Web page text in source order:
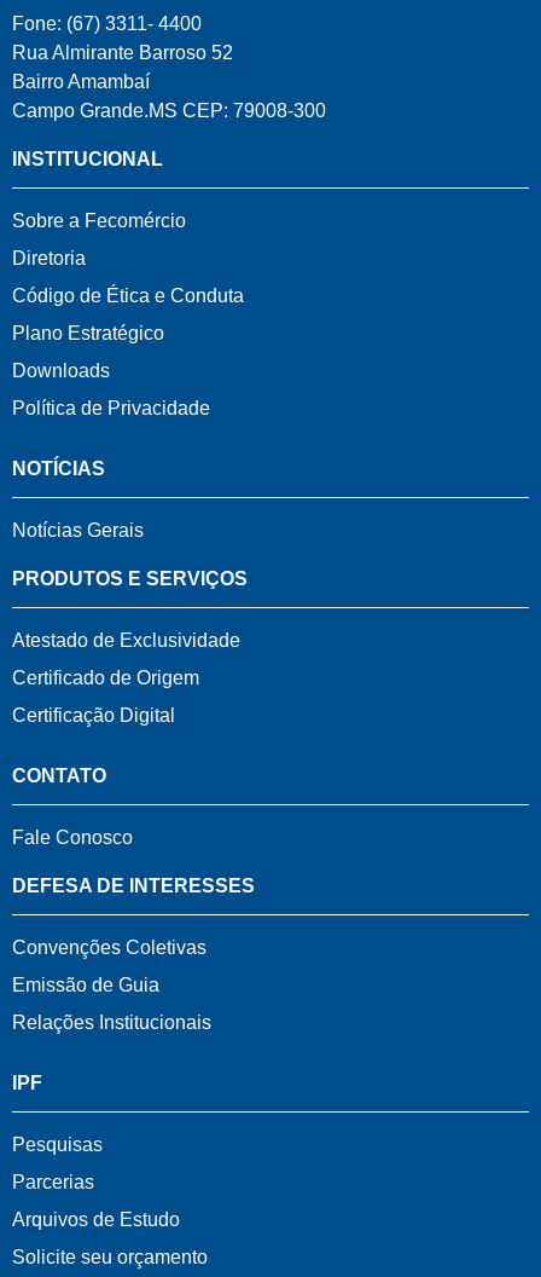
Fone: (67) 3311- 4400
Rua Almirante Barroso 52
Bairro Amambaí
Campo Grande.MS CEP: 79008-300
INSTITUCIONAL
Sobre a Fecomércio
Diretoria
Código de Ética e Conduta
Plano Estratégico
Downloads
Política de Privacidade
NOTÍCIAS
Notícias Gerais
PRODUTOS E SERVIÇOS
Atestado de Exclusividade
Certificado de Origem
Certificação Digital
CONTATO
Fale Conosco
DEFESA DE INTERESSES
Convenções Coletivas
Emissão de Guia
Relações Institucionais
IPF
Pesquisas
Parcerias
Arquivos de Estudo
Solicite seu orçamento